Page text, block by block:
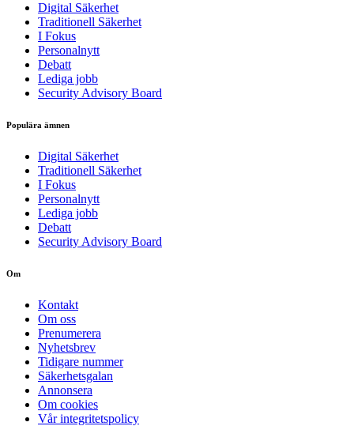
Digital Säkerhet
Traditionell Säkerhet
I Fokus
Personalnytt
Debatt
Lediga jobb
Security Advisory Board
Populära ämnen
Digital Säkerhet
Traditionell Säkerhet
I Fokus
Personalnytt
Lediga jobb
Debatt
Security Advisory Board
Om
Kontakt
Om oss
Prenumerera
Nyhetsbrev
Tidigare nummer
Säkerhetsgalan
Annonsera
Om cookies
Vår integritetspolicy